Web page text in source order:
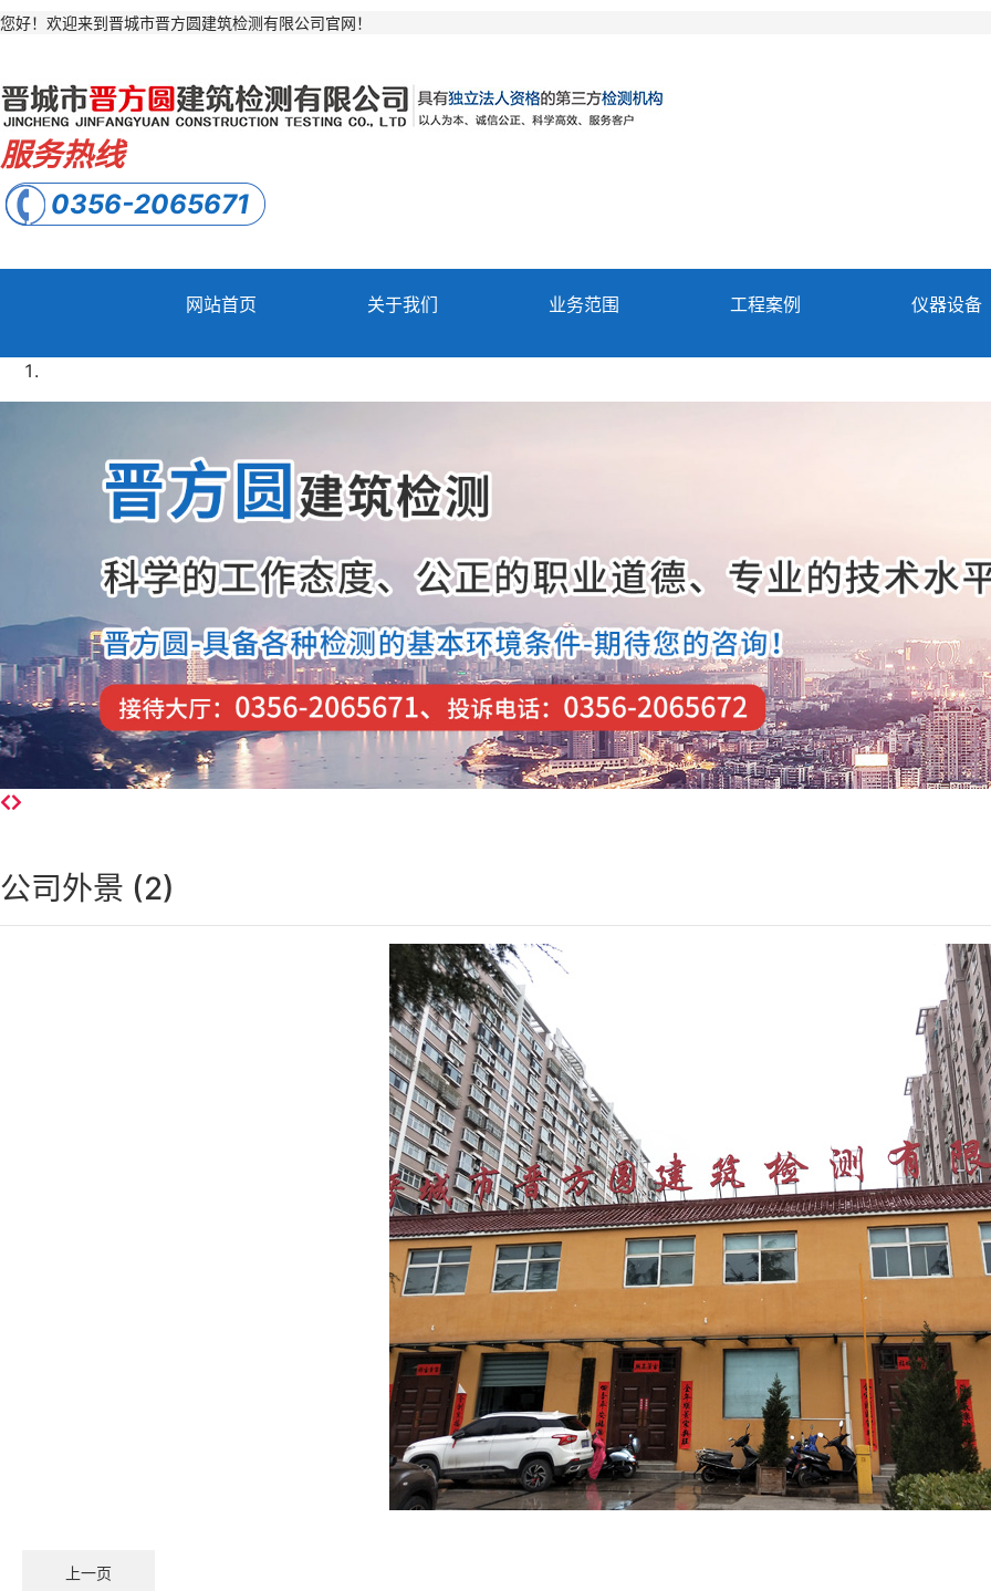
您好！欢迎来到晋城市晋方圆建筑检测有限公司官网！
服务热线
0356-2065671
网站首页 关于我们 业务范围 工程案例 仪器设备
公司外景 (2)
上一页